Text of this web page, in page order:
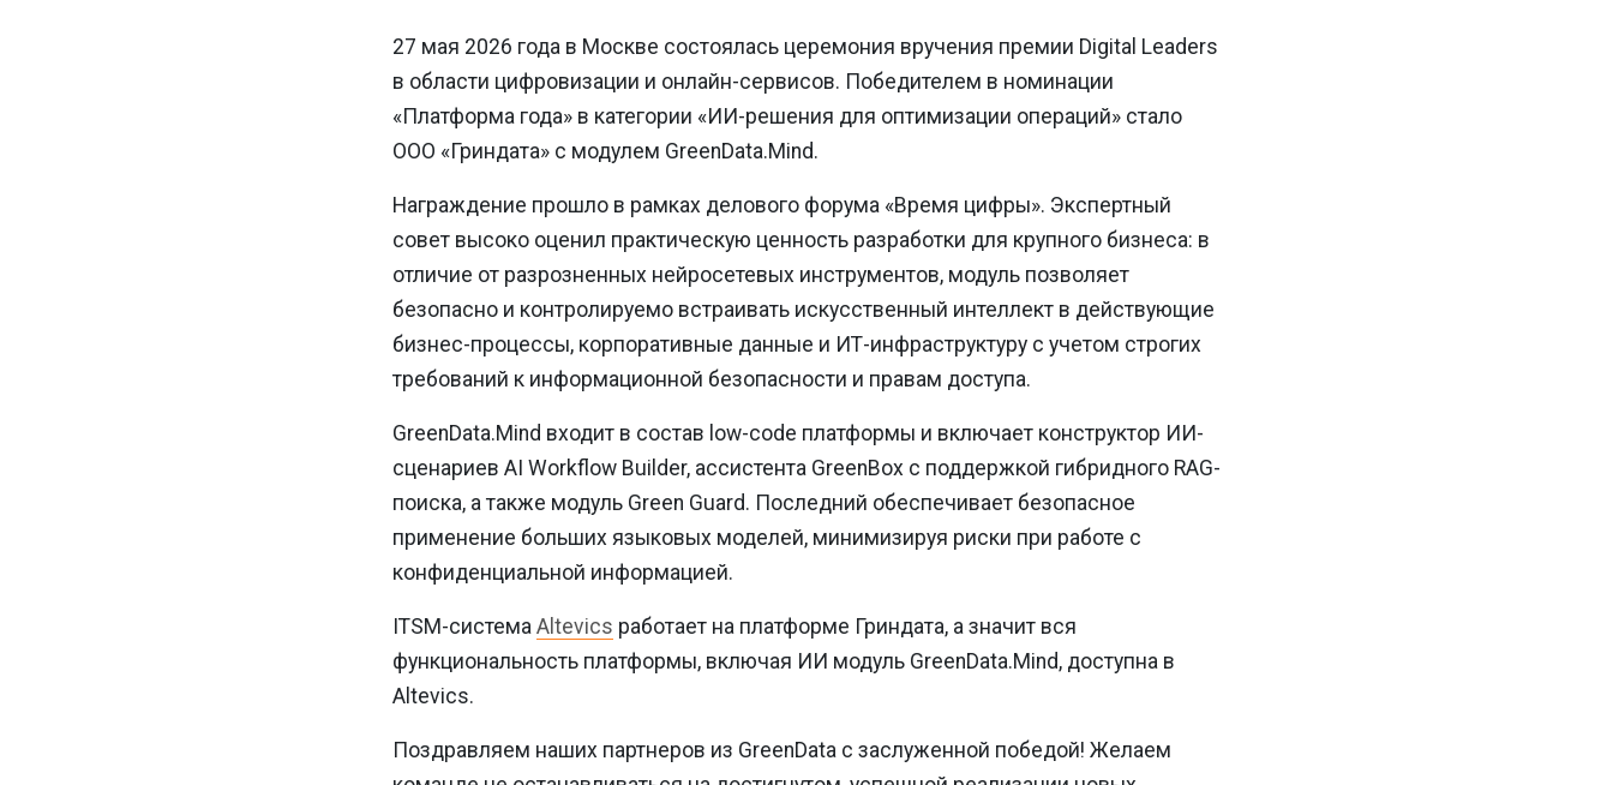
27 мая 2026 года в Москве состоялась церемония вручения премии Digital Leaders
в области цифровизации и онлайн-сервисов. Победителем в номинации
«Платформа года» в категории «ИИ-решения для оптимизации операций» стало
ООО «Гриндата» с модулем GreenData.Mind.
Награждение прошло в рамках делового форума «Время цифры». Экспертный
совет высоко оценил практическую ценность разработки для крупного бизнеса: в
отличие от разрозненных нейросетевых инструментов, модуль позволяет
безопасно и контролируемо встраивать искусственный интеллект в действующие
бизнес-процессы, корпоративные данные и ИТ-инфраструктуру с учетом строгих
требований к информационной безопасности и правам доступа.
GreenData.Mind входит в состав low-code платформы и включает конструктор ИИ-
сценариев AI Workflow Builder, ассистента GreenBox с поддержкой гибридного RAG-
поиска, а также модуль Green Guard. Последний обеспечивает безопасное
применение больших языковых моделей, минимизируя риски при работе с
конфиденциальной информацией.
ITSM-система Altevics работает на платформе Гриндата, а значит вся
функциональность платформы, включая ИИ модуль GreenData.Mind, доступна в
Altevics.
Поздравляем наших партнеров из GreenData с заслуженной победой! Желаем